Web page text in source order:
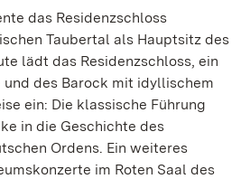
das Residenzschloss
Taubertal als Hauptsitz des
lädt das Residenzschloss, ein
und des Barock mit idyllischem
ein: Die klassische Führung
in die Geschichte des
Ordens. Ein weiteres
im Roten Saal des